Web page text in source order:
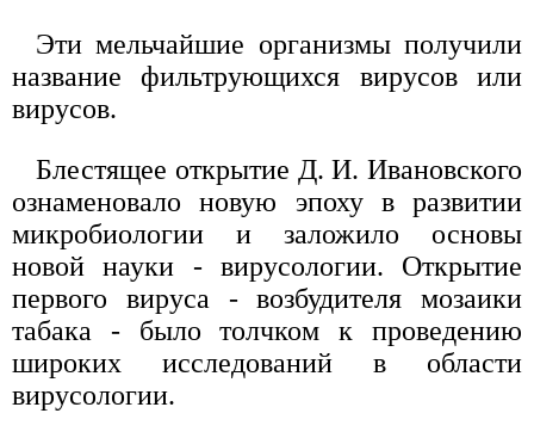
Эти мельчайшие организмы получили
название фильтрующихся вирусов или
вирусов.
Блестящее открытие Д. И. Ивановского
ознаменовало новую эпоху в развитии
микробиологии и заложило основы
новой науки - вирусологии. Открытие
первого вируса - возбудителя мозаики
табака - было толчком к проведению
широких исследований в области
вирусологии.